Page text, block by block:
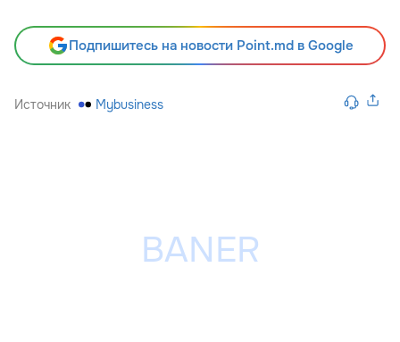
Подпишитесь на новости Point.md в Google
Источник Mybusiness